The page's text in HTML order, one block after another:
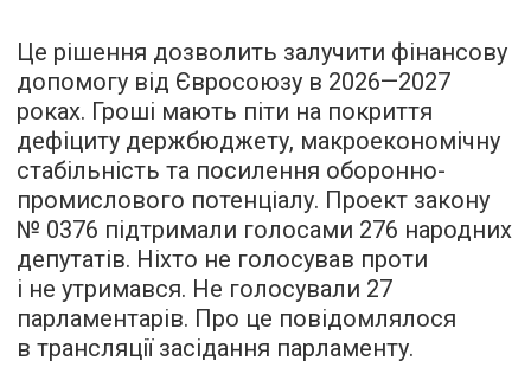
Це рішення дозволить залучити фінансову
допомогу від Євросоюзу в 2026—2027
роках. Гроші мають піти на покриття
дефіциту держбюджету, макроекономічну
стабільність та посилення оборонно-
промислового потенціалу. Проект закону
№ 0376 підтримали голосами 276 народних
депутатів. Ніхто не голосував проти
і не утримався. Не голосували 27
парламентарів. Про це повідомлялося
в трансляції засідання парламенту.